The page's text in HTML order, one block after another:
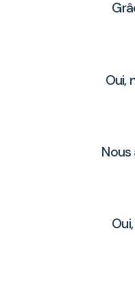
Oui,